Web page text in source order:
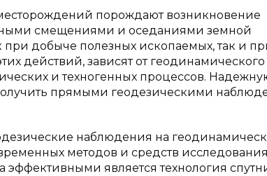
порождают возникновение
смещениями и оседаниями земной
при добыче полезных ископаемых, так и
действий, зависят от геодинамического
и техногенных процессов.
прямыми геодезическими
наблюдения на
методов и средств исследования
является технология